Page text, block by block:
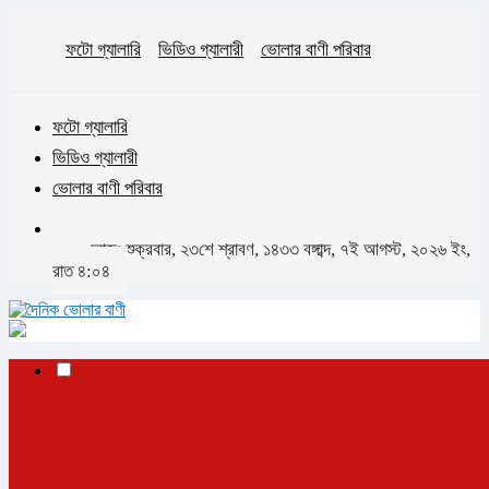
ফটো গ্যালারি ভিডিও গ্যালারী ভোলার বাণী পরিবার
ফটো গ্যালারি
ভিডিও গ্যালারী
ভোলার বাণী পরিবার
আজঃ শুক্রবার, ২৩শে শ্রাবণ, ১৪৩৩ বঙ্গাব্দ, ৭ই আগস্ট, ২০২৬ ইং,
রাত ৪:০৪
✕